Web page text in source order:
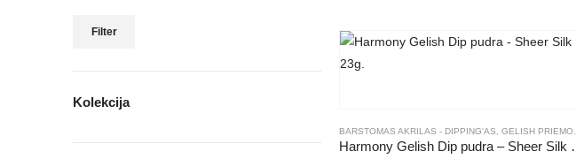
BARSTOMAS AKRILAS - DIPPING'AS, GELISH PRIEMONĖS
Harmony
Filter
Kolekcija